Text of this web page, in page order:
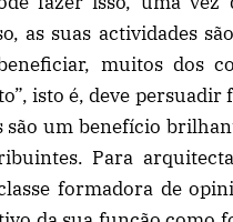
as suas actividades
muitos dos
isto é, deve
são um benefício
Para
formadora de